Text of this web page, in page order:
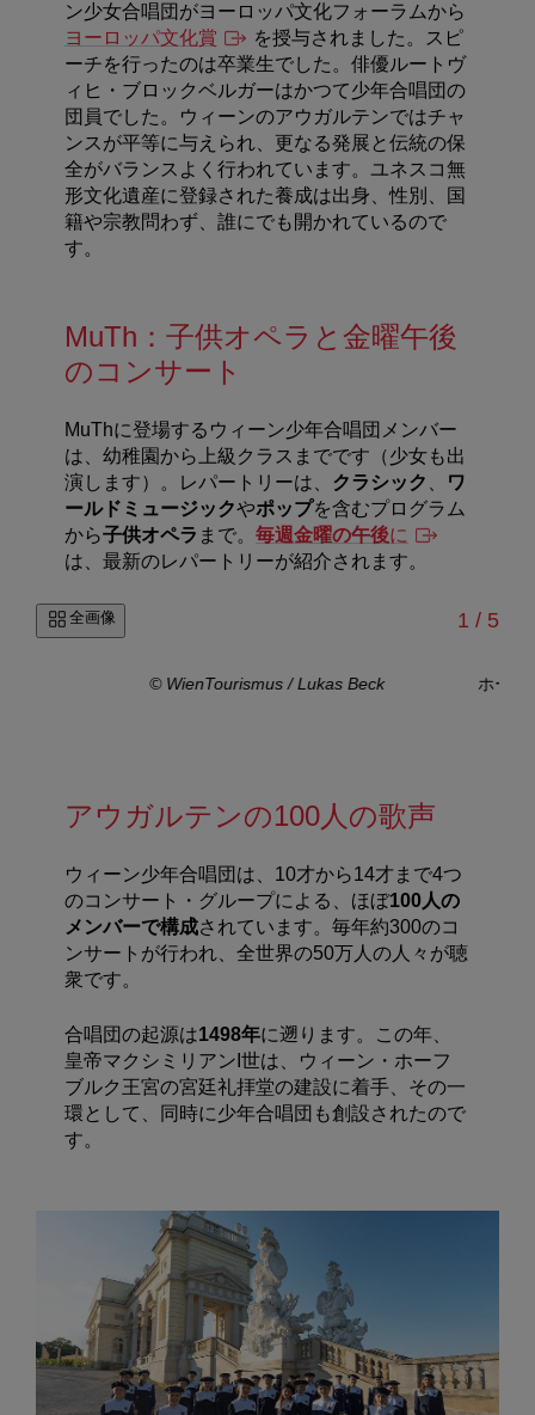
ン少女合唱団がヨーロッパ文化フォーラムから
ヨーロッパ文化賞
を授与されました。スピ
ーチを行ったのは卒業生でした。俳優ルートヴ
ィヒ・ブロックベルガーはかつて少年合唱団の
団員でした。ウィーンのアウガルテンではチャ
ンスが平等に与えられ、更なる発展と伝統の保
全がバランスよく行われています。ユネスコ無
形文化遺産に登録された養成は出身、性別、国
籍や宗教問わず、誰にでも開かれているので
す。
MuTh：子供オペラと金曜午後
のコンサート
MuThに登場するウィーン少年合唱団メンバー
は、幼稚園から上級クラスまでです（少女も出
演します）。レパートリーは、 クラシック
ワ
ールドミュージックやポップを含むプログラム
から子供オペラ まで。 毎週金曜の午後に
は、最新のレパートリーが紹介されます。
全画像 1 // 5
© WienTourismus / Lukas Beck ホーフ
アウガルテンの100人の歌声
ウィーン少年合唱団は、10才から14才まで4つ
のコンサート・グループによる、ほぼ100人の
メンバーで構成されています。毎年約300のコ
ンサートが行われ、全世界の50万人の人々が聴
衆です。
合唱団の起源は1498年に遡ります。この年、
皇帝マクシミリアンI世は、ウィーン・ホーフ
ブルク王宮の宮廷礼拝堂の建設に着手、その一
環として、同時に少年合唱団も創設されたので
す。